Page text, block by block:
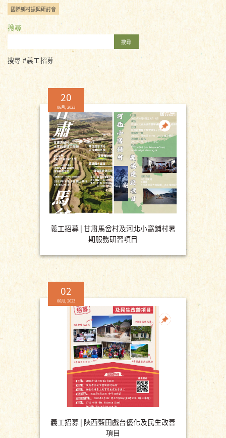
國際鄉村振興研討會
搜尋
搜尋
搜尋 #義工招募
20
06月, 2023
義工招募 | 甘肅馬岔村及河北小窩鋪村暑
期服務研習項目
02
06月, 2023
義工招募 | 陝西藍田戲台優化及民生改善
項目